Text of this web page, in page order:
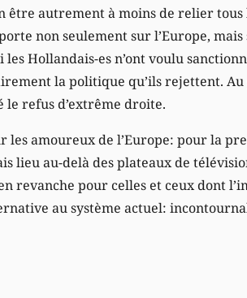
être autrement à moins de relier
non seulement sur l’Europe,
les Hollandais-es n’ont voulu
la politique qu’ils rejettent.
le refus d’extrême droite.
les amoureux de l’Europe: pour la
lieu au-delà des plateaux de
revanche pour celles et ceux dont
au système actuel: